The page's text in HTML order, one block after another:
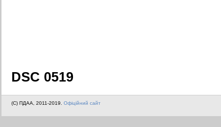
DSC 0519
(C) ПДАА, 2011-2019. Офіційний сайт